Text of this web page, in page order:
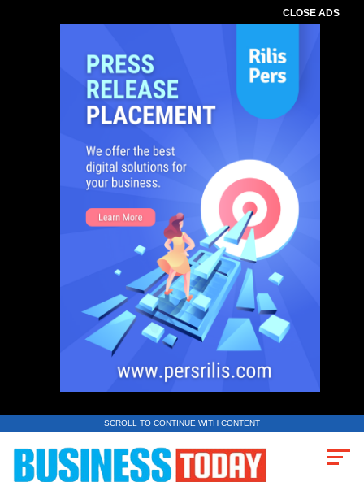
CLOSE ADS
SCROLL TO CONTINUE WITH CONTENT